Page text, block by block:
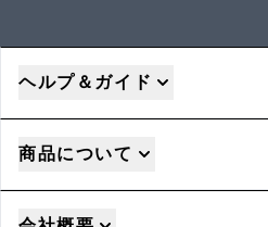
ヘルプ＆ガイド
商品について